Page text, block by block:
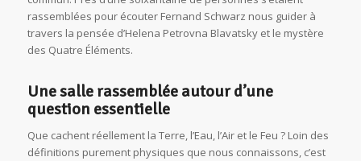
rassemblées pour écouter Fernand Schwarz nous guider à
travers la pensée d’Helena Petrovna Blavatsky et le mystère
des Quatre Éléments.
Une salle rassemblée autour d’une
question essentielle
Que cachent réellement la Terre, l’Eau, l’Air et le Feu ? Loin des
définitions purement physiques que nous connaissons, c’est